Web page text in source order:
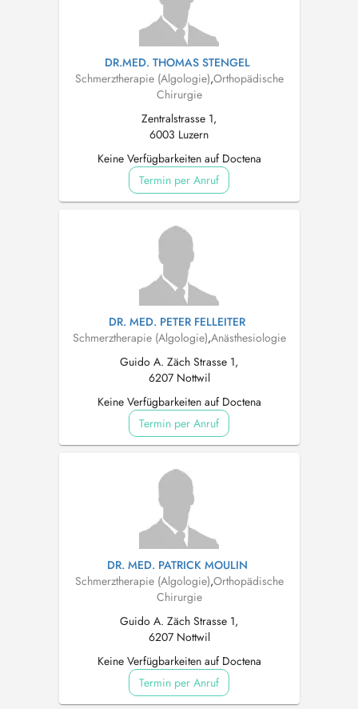
DR.MED. THOMAS STENGEL
Schmerztherapie (Algologie),Orthopädische
Chirurgie
Zentralstrasse 1,
6003 Luzern
Keine Verfügbarkeiten auf Doctena
Termin per Anruf
DR. MED. PETER FELLEITER
Schmerztherapie (Algologie),Anästhesiologie
Guido A. Zäch Strasse 1,
6207 Nottwil
Keine Verfügbarkeiten auf Doctena
Termin per Anruf
DR. MED. PATRICK MOULIN
Schmerztherapie (Algologie),Orthopädische
Chirurgie
Guido A. Zäch Strasse 1,
6207 Nottwil
Keine Verfügbarkeiten auf Doctena
Termin per Anruf